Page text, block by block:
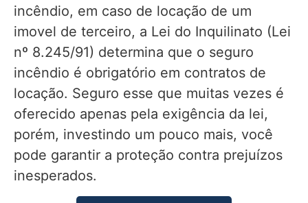
incêndio, em caso de locação de um
imovel de terceiro, a Lei do Inquilinato (Lei
nº 8.245/91) determina que o seguro
incêndio é obrigatório em contratos de
locação. Seguro esse que muitas vezes é
oferecido apenas pela exigência da lei,
porém, investindo um pouco mais, você
pode garantir a proteção contra prejuízos
inesperados.